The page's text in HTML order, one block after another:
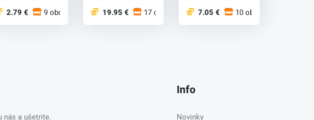
2.79 € 9 obchodoch
divokými lovcam...
19.95 € 17 obchodochsa s priateľmi...
7.05 € 10 obchodoch
nás a ušetrite.
Info
Novinky